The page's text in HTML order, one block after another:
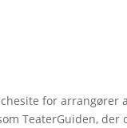
for arrangører
TeaterGuiden,